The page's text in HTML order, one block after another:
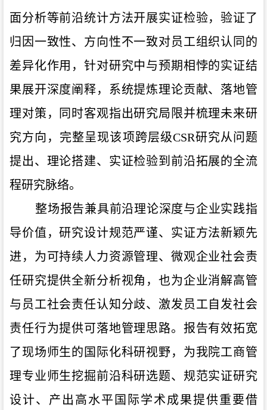
面分析等前沿统计方法开展实证检验，验证了
归因一致性、方向性不一致对员工组织认同的
差异化作用，针对研究中与预期相悖的实证结
果展开深度阐释，系统提炼理论贡献、落地管
理对策，同时客观指出研究局限并梳理未来研
究方向，完整呈现该项跨层级CSR研究从问题
提出、理论搭建、实证检验到前沿拓展的全流
程研究脉络。
整场报告兼具前沿理论深度与企业实践指
导价值，研究设计规范严谨、实证方法新颖先
进，为可持续人力资源管理、微观企业社会责
任研究提供全新分析视角，也为企业消解高管
与员工社会责任认知分歧、激发员工自发社会
责任行为提供可落地管理思路。报告有效拓宽
了现场师生的国际化科研视野，为我院工商管
理专业师生挖掘前沿科研选题、规范实证研究
设计、产出高水平国际学术成果提供重要借